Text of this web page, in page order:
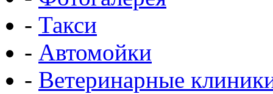
- Такси
- Автомойки
- Ветеринарные